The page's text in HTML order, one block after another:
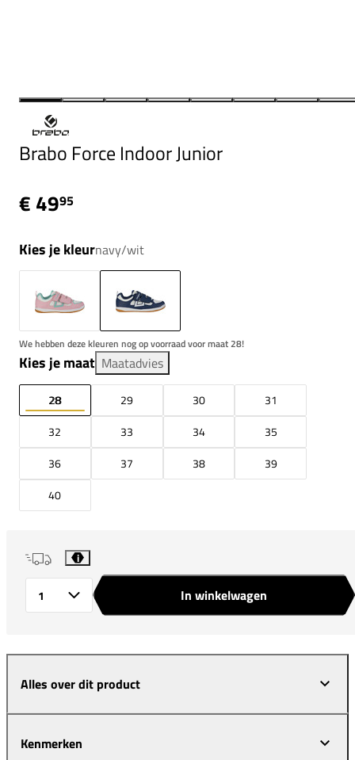
Brabo Force Indoor Junior
€ 4995
Kies je kleurnavy/wit
We hebben deze kleuren nog op voorraad voor maat 28!
Kies je maat Maatadvies
28 29 30
31
32
33 34
35
36
37 38
39
40
i
In winkelwagen
Alles over dit product
Kenmerken